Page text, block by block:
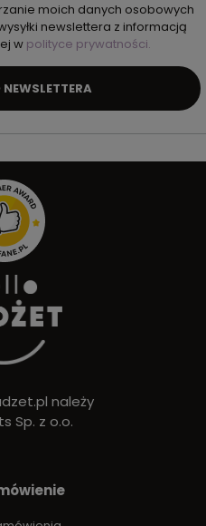
moich danych osobowych
newslettera z informacją
w polityce prywatności.
należy
Sp. z o.o.